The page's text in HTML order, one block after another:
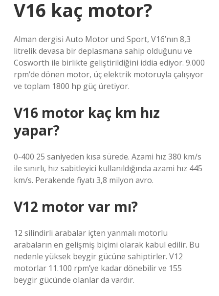
V16 kaç motor?
Alman dergisi Auto Motor und Sport, V16’nın 8,3
litrelik devasa bir deplasmana sahip olduğunu ve
Cosworth ile birlikte geliştirildiğini iddia ediyor. 9.000
rpm’de dönen motor, üç elektrik motoruyla çalışıyor
ve toplam 1800 hp güç üretiyor.
V16 motor kaç km hız
yapar?
0-400 25 saniyeden kısa sürede. Azami hız 380 km/s
ile sınırlı, hız sabitleyici kullanıldığında azami hız 445
km/s. Perakende fiyatı 3,8 milyon avro.
V12 motor var mı?
12 silindirli arabalar içten yanmalı motorlu
arabaların en gelişmiş biçimi olarak kabul edilir. Bu
nedenle yüksek beygir gücüne sahiptirler. V12
motorlar 11.100 rpm’ye kadar dönebilir ve 155
beygir gücünde olanlar da vardır.